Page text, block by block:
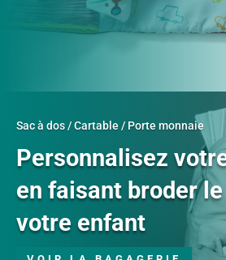
Sac à dos / Cartable / Porte monnaie
Personnalisez
en faisant broder
votre enfant